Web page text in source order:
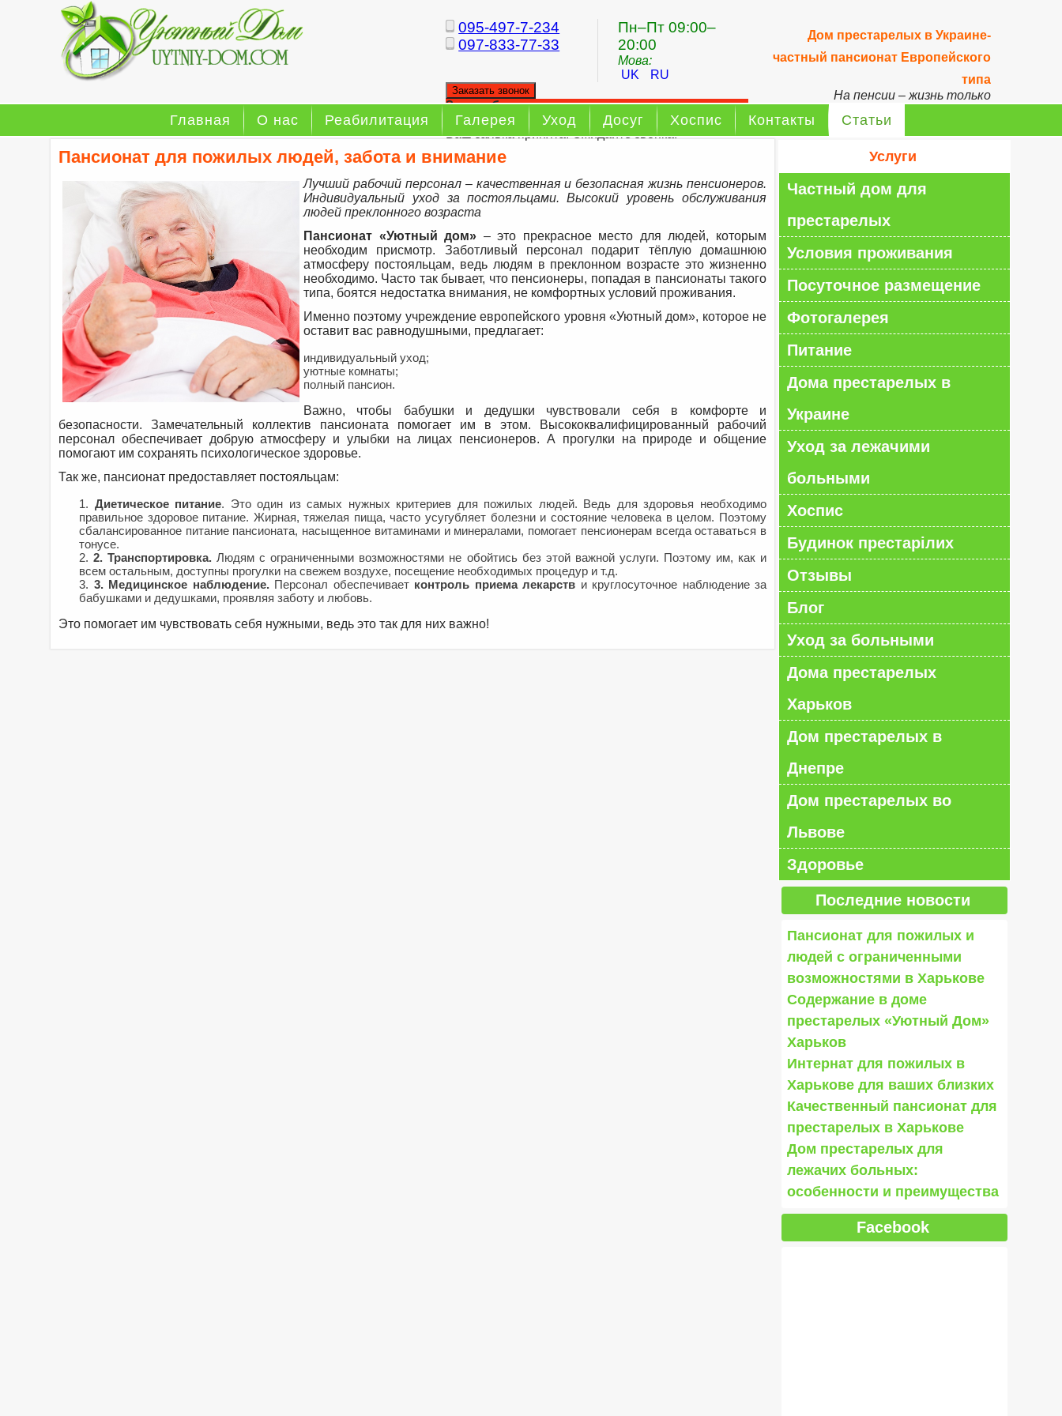
Дом престарелых в Украине-
частный пансионат Европейского
типа
На пенсии – жизнь только
095-497-7-234
097-833-77-33
Пн–Пт 09:00–
20:00
Мова:
UK
RU
Заказать звонок
Заказ обратного звонка
Ваш заявка принята. Ожидайте звонка.
Главная О нас Реабилитация Галерея Уход Досуг Хоспис Контакты Статьи
Пансионат для пожилых людей, забота и внимание
Лучший рабочий персонал – качественная и безопасная жизнь пенсионеров.
Индивидуальный уход за постояльцами. Высокий уровень обслуживания
людей преклонного возраста
Пансионат «Уютный дом» – это прекрасное место для людей, которым
необходим присмотр. Заботливый персонал подарит тёплую домашнюю
атмосферу постояльцам, ведь людям в преклонном возрасте это жизненно
необходимо. Часто так бывает, что пенсионеры, попадая в пансионаты такого
типа, боятся недостатка внимания, не комфортных условий проживания.
Именно поэтому учреждение европейского уровня «Уютный дом», которое не
оставит вас равнодушными, предлагает:
индивидуальный уход;
уютные комнаты;
полный пансион.
Важно, чтобы бабушки и дедушки чувствовали себя в комфорте и
безопасности. Замечательный коллектив пансионата помогает им в этом. Высококвалифицированный рабочий
персонал обеспечивает добрую атмосферу и улыбки на лицах пенсионеров. А прогулки на природе и общение
помогают им сохранять психологическое здоровье.
Так же, пансионат предоставляет постояльцам:
Диетическое питание. Это один из самых нужных критериев для пожилых людей. Ведь для здоровья необходимо
правильное здоровое питание. Жирная, тяжелая пища, часто усугубляет болезни и состояние человека в целом. Поэтому
сбалансированное питание пансионата, насыщенное витаминами и минералами, помогает пенсионерам всегда оставаться в
тонусе.
2.Транспортировка.Людям с ограниченными возможностями не обойтись без этой важной услуги. Поэтому им, как и
всем остальным, доступны прогулки на свежем воздухе, посещение необходимых процедур и т.д.
3. Медицинское наблюдение. Персонал обеспечивает контроль приема лекарств и круглосуточное наблюдение за
бабушками и дедушками, проявляя заботу и любовь.
Это помогает им чувствовать себя нужными, ведь это так для них важно!
Услуги
Частный дом для
престарелых
Условия проживания
Посуточное размещение
Фотогалерея
Питание
Дома престарелых в
Украине
Уход за лежачими
больными
Хоспис
Будинок престарілих
Отзывы
Блог
Уход за больными
Дома престарелых
Харьков
Дом престарелых в
Днепре
Дом престарелых во
Львове
Здоровье
Последние новости
Пансионат для пожилых и
людей с ограниченными
возможностями в Харькове
Содержание в доме
престарелых «Уютный Дом»
Харьков
Интернат для пожилых в
Харькове для ваших близких
Качественный пансионат для
престарелых в Харькове
Дом престарелых для
лежачих больных:
особенности и преимущества
Facebook